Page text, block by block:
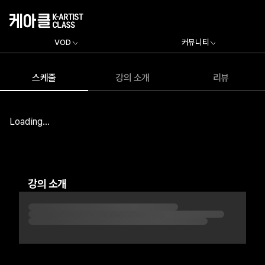
VOD 커뮤니티
스케줄 강의 소개 리뷰
Loading...
강의 소개